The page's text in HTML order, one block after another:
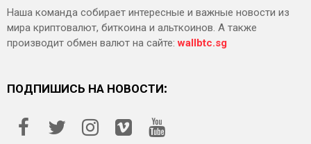
Наша команда собирает интересные и важные новости из
мира криптовалют, биткоина и альткоинов. А также
производит обмен валют на сайте:wallbtc.sg
ПОДПИШИСЬ НА НОВОСТИ: